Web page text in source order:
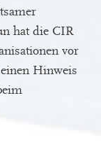
hat die CIR
vor
Hinweis